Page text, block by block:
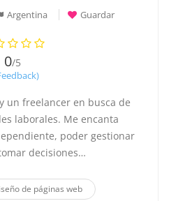
Argentina Guardar
0/5
un freelancer en busca de
laborales. Me encanta
poder gestionar
decisiones…
de páginas web